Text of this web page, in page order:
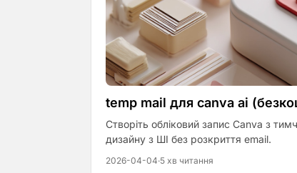
temp mail для canva ai
Створіть обліковий запис Canva з
дизайну з ШІ без розкриття email.
2026-04-04·5 хв читання